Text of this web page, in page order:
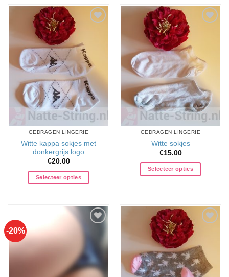
toevoegen
GEDRAGEN LINGERIE
Witte kappa sokjes met
donkergrijs logo
€20.00
Selecteer opties
verlanglijst
toevoegen
GEDRAGEN LINGERIE
Witte sokjes
€15.00
Selecteer opties
-20%
verlanglijst
toevoegen